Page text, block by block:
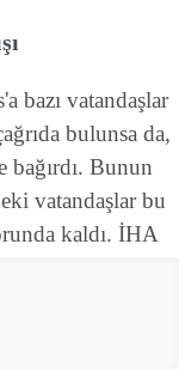
bazı vatandaşlar
bulunsa da,
bağırdı. Bunun
vatandaşlar bu
kaldı. İHA